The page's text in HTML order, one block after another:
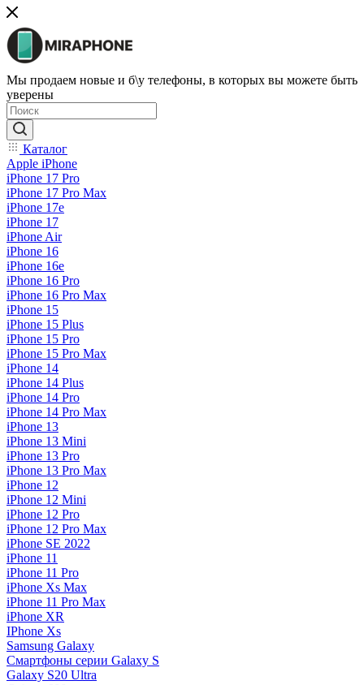
Мы продаем новые и б\у телефоны, в которых вы можете быть
уверены
Каталог
Apple iPhone
iPhone 17 Pro
iPhone 17 Pro Max
iPhone 17e
iPhone 17
iPhone Air
iPhone 16
iPhone 16e
iPhone 16 Pro
iPhone 16 Pro Max
iPhone 15
iPhone 15 Plus
iPhone 15 Pro
iPhone 15 Pro Max
iPhone 14
iPhone 14 Plus
iPhone 14 Pro
iPhone 14 Pro Max
iPhone 13
iPhone 13 Mini
iPhone 13 Pro
iPhone 13 Pro Max
iPhone 12
iPhone 12 Mini
iPhone 12 Pro
iPhone 12 Pro Max
iPhone SE 2022
iPhone 11
iPhone 11 Pro
iPhone Xs Max
iPhone 11 Pro Max
iPhone XR
IPhone Xs
Samsung Galaxy
Смартфоны серии Galaxy S
Galaxy S20 Ultra